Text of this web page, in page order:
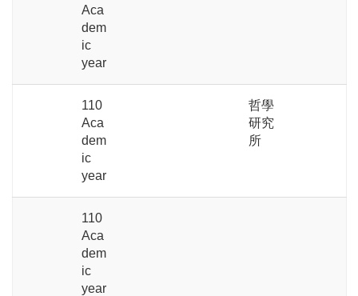
Aca
dem
ic
year
110
Aca
dem
ic
year
哲學
研究
所
110
Aca
dem
ic
year